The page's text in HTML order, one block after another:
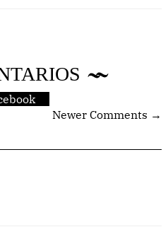
Newer Comments →